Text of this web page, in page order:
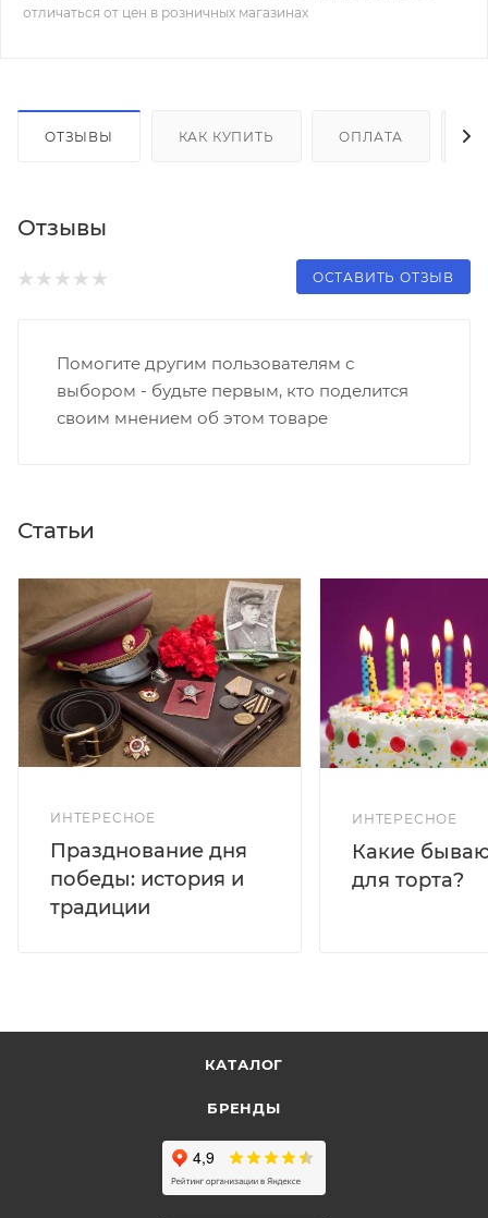
отличаться от цен в розничных магазинах
ОТЗЫВЫ КАК КУПИТЬ ОПЛАТА
Отзывы
ОСТАВИТЬ ОТЗЫВ
Помогите другим пользователям с
выбором - будьте первым, кто поделится
своим мнением об этом товаре
Статьи
ИНТЕРЕСНОЕ
Празднование дня
победы: история и
традиции
ИНТЕРЕСНОЕ
Какие
для торта?
КАТАЛОГ
БРЕНДЫ